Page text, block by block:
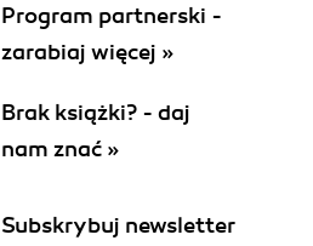
Program partnerski -
zarabiaj więcej »
Brak książki? - daj
nam znać »
Subskrybuj newsletter